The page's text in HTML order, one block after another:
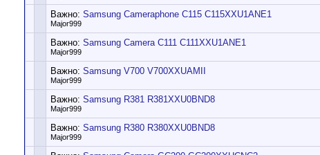
Важно: Samsung Cameraphone C115 C115XXU1ANE1
Major999
Важно: Samsung Camera C111 C111XXU1ANE1
Major999
Важно: Samsung V700 V700XXUAMII
Major999
Важно: Samsung R381 R381XXU0BND8
Major999
Важно: Samsung R380 R380XXU0BND8
Major999